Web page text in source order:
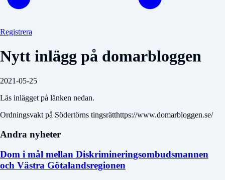
Registrera
Nytt inlägg på domarbloggen
2021-05-25
Läs inlägget på länken nedan.
Ordningsvakt på Södertörns tingsrätthttps://www.domarbloggen.se/
Andra nyheter
Dom i mål mellan Diskrimineringsombudsmannen
och Västra Götalandsregionen